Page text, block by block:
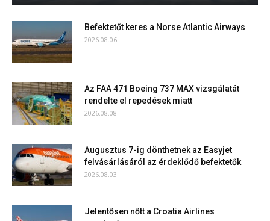
Befektetőt keres a Norse Atlantic Airways
2026.08.06.
Az FAA 471 Boeing 737 MAX vizsgálatát
rendelte el repedések miatt
2026.08.08.
Augusztus 7-ig dönthetnek az Easyjet
felvásárlásáról az érdeklődő befektetők
2026.08.03.
Jelentősen nőtt a Croatia Airlines